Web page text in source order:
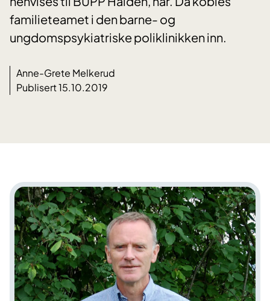
familieteamet i den barne- og
ungdomspsykiatriske poliklinikken inn.
Anne-Grete Melkerud
Publisert 15.10.2019